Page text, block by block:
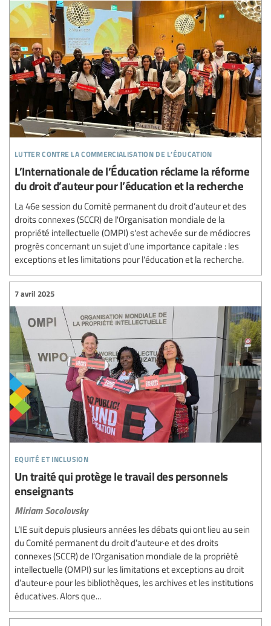
lutter contre la commercialisation de l’éducation
L’Internationale de l’Éducation réclame la réforme
du droit d’auteur pour l’éducation et la recherche
La 46e session du Comité permanent du droit d’auteur et des
droits connexes (SCCR) de l'Organisation mondiale de la
propriété intellectuelle (OMPI) s'est achevée sur de médiocres
progrès concernant un sujet d'une importance capitale : les
exceptions et les limitations pour l'éducation et la recherche.
equité et inclusion
7 avril 2025
Un traité qui protège le travail des personnels
enseignants
Miriam Socolovsky
L’IE suit depuis plusieurs années les débats qui ont lieu au sein
du Comité permanent du droit d’auteur·e et des droits
connexes (SCCR) de l’Organisation mondiale de la propriété
intellectuelle (OMPI) sur les limitations et exceptions au droit
d’auteur·e pour les bibliothèques, les archives et les institutions
éducatives. Alors que...